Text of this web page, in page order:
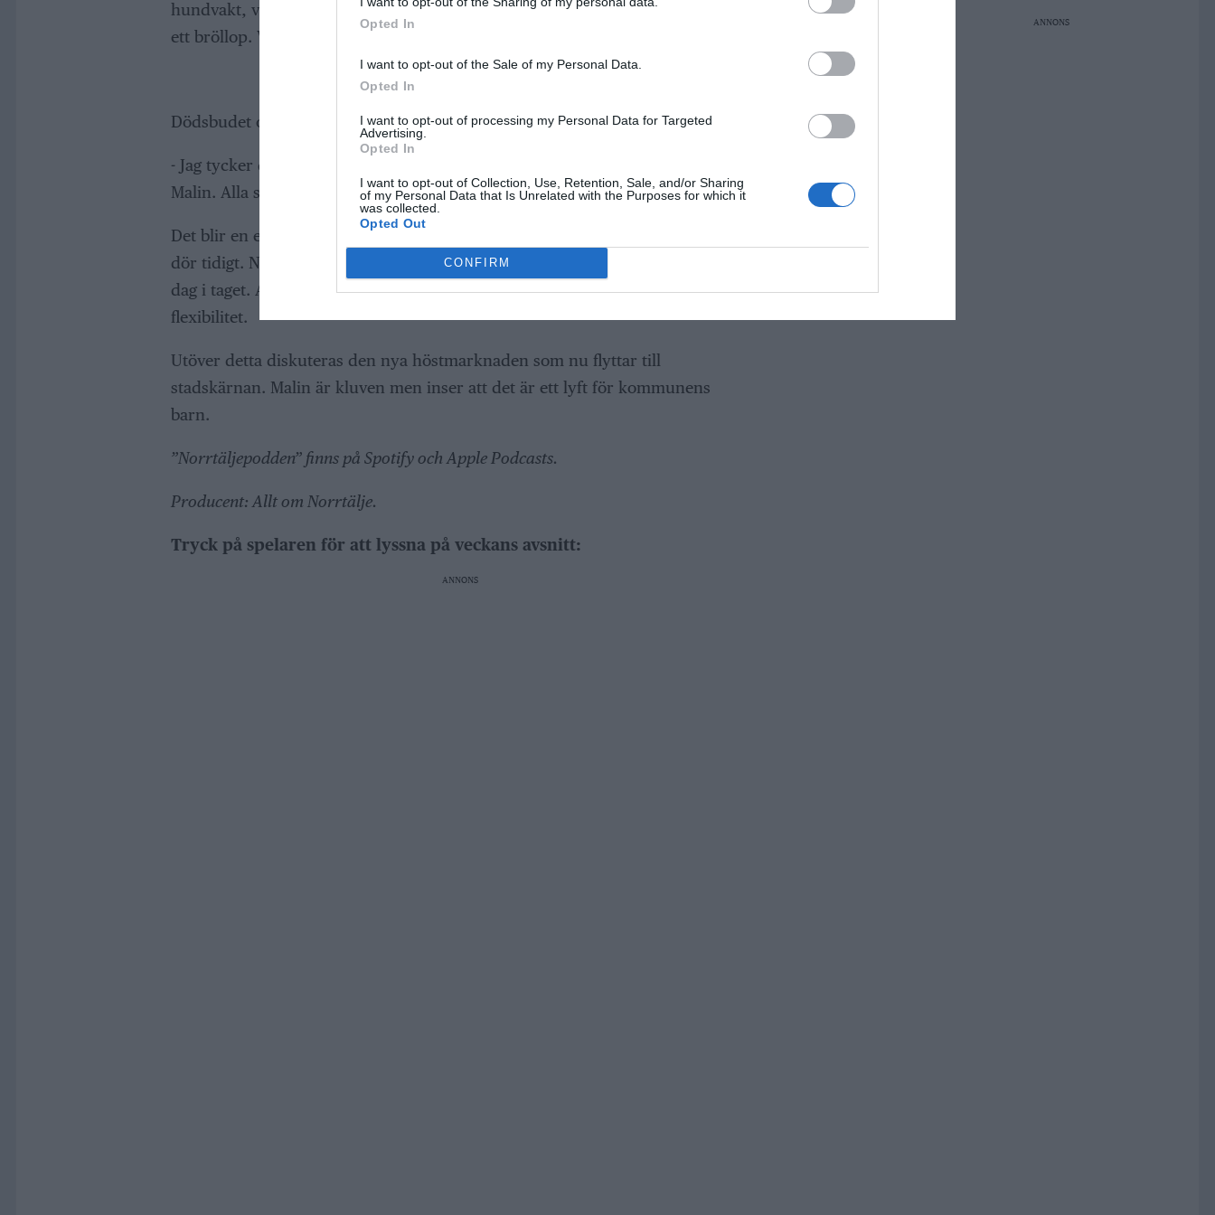
Opted In
I want to opt-out of the Sale of my Personal Data.
Opted In
I want to opt-out of processing my Personal Data for Targeted
Advertising.
Opted In
I want to opt-out of Collection, Use, Retention, Sale, and/or Sharing
of my Personal Data that Is Unrelated with the Purposes for which it
was collected.
Opted Out
CONFIRM
hundvakt, vilket ifrågasätts av Malin. Hon själv har fullt upp med att planera
ett bröllop. Vems? Det förblir höljt i dunkel, åtminstone till mitten av avsnittet.
ANNONS
Dödsbudet om Ozzy Osbourne blir en oväntad vändpunkt.
- Jag tycker det är lite pinsamt att börja lyssna på Black Sabbath just nu, säger
Malin. Alla ska ju plötsligt bli fans i dödsögonblicket.
Det blir en existentiell vändning när Malin nämner att många i hennes familj
dör tidigt. Nicklas kontrar med ett nytt livsmantra: podden får nu planeras en
dag i taget. Att boka gäster i förväg blir svårt – Malins “korta livslängd” kräver
flexibilitet.
Utöver detta diskuteras den nya höstmarknaden som nu flyttar till
stadskärnan. Malin är kluven men inser att det är ett lyft för kommunens
barn.
”Norrtäljepodden” finns på Spotify och Apple Podcasts.
Producent: Allt om Norrtälje.
Tryck på spelaren för att lyssna på veckans avsnitt:
ANNONS
ANNONS